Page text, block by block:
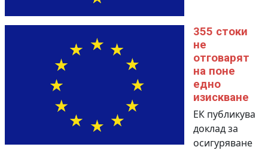
355 стоки
не
отговарят
на поне
едно
изискване
EК публикува
доклад за
осигуряване